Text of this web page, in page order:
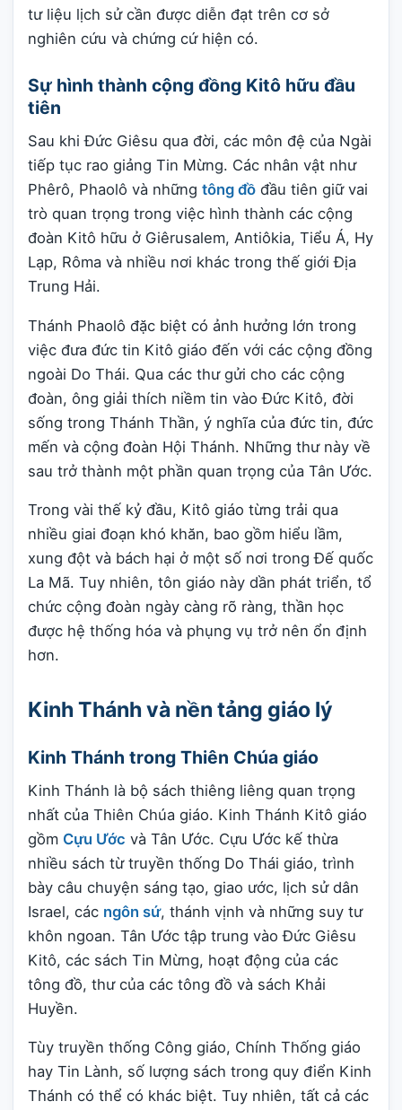
tư liệu lịch sử cần được diễn đạt trên cơ sở
nghiên cứu và chứng cứ hiện có.
Sự hình thành cộng đồng Kitô hữu đầu
tiên
Sau khi Đức Giêsu qua đời, các môn đệ của Ngài
tiếp tục rao giảng Tin Mừng. Các nhân vật như
Phêrô, Phaolô và những tông đồ đầu tiên giữ vai
trò quan trọng trong việc hình thành các cộng
đoàn Kitô hữu ở Giêrusalem, Antiôkia, Tiểu Á, Hy
Lạp, Rôma và nhiều nơi khác trong thế giới Địa
Trung Hải.
Thánh Phaolô đặc biệt có ảnh hưởng lớn trong
việc đưa đức tin Kitô giáo đến với các cộng đồng
ngoài Do Thái. Qua các thư gửi cho các cộng
đoàn, ông giải thích niềm tin vào Đức Kitô, đời
sống trong Thánh Thần, ý nghĩa của đức tin, đức
mến và cộng đoàn Hội Thánh. Những thư này về
sau trở thành một phần quan trọng của Tân Ước.
Trong vài thế kỷ đầu, Kitô giáo từng trải qua
nhiều giai đoạn khó khăn, bao gồm hiểu lầm,
xung đột và bách hại ở một số nơi trong Đế quốc
La Mã. Tuy nhiên, tôn giáo này dần phát triển, tổ
chức cộng đoàn ngày càng rõ ràng, thần học
được hệ thống hóa và phụng vụ trở nên ổn định
hơn.
Kinh Thánh và nền tảng giáo lý
Kinh Thánh trong Thiên Chúa giáo
Kinh Thánh là bộ sách thiêng liêng quan trọng
nhất của Thiên Chúa giáo. Kinh Thánh Kitô giáo
gồm Cựu Ước và Tân Ước. Cựu Ước kế thừa
nhiều sách từ truyền thống Do Thái giáo, trình
bày câu chuyện sáng tạo, giao ước, lịch sử dân
Israel, các ngôn sứ, thánh vịnh và những suy tư
khôn ngoan. Tân Ước tập trung vào Đức Giêsu
Kitô, các sách Tin Mừng, hoạt động của các
tông đồ, thư của các tông đồ và sách Khải
Huyền.
Tùy truyền thống Công giáo, Chính Thống giáo
hay Tin Lành, số lượng sách trong quy điển Kinh
Thánh có thể có khác biệt. Tuy nhiên, tất cả các